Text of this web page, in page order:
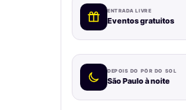
ENTRADA LIVRE
Eventos gratuitos
DEPOIS DO PÔR DO SOL
São Paulo à noite